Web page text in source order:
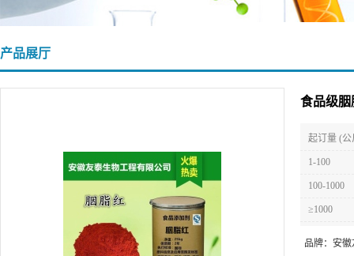
产品展厅
食品级胭
起订量 (公
1-100
100-1000
≥1000
品牌： 安徽